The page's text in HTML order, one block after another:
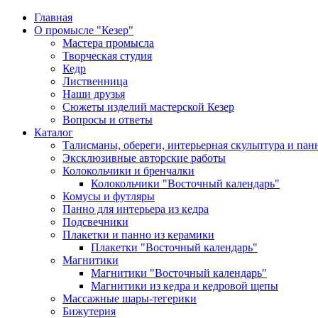
Главная
О промысле "Кезер"
Мастера промысла
Творческая студия
Кедр
Лиственница
Наши друзья
Сюжеты изделий мастерской Кезер
Вопросы и ответы
Каталог
Талисманы, обереги, интерьерная скульптура и
Эксклюзивные авторские работы
Колокольчики и бренчалки
Колокольчики "Восточный календарь"
Комусы и футляры
Панно для интерьера из кедра
Подсвечники
Плакетки и панно из керамики
Плакетки "Восточный календарь"
Магнитики
Магнитики "Восточный календарь"
Магнитики из кедра и кедровой щепы
Массажные шары-тегерики
Бижутерия